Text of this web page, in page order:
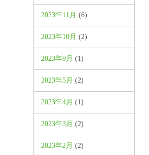
2023年11月 (6)
2023年10月 (2)
2023年9月 (1)
2023年5月 (2)
2023年4月 (1)
2023年3月 (2)
2023年2月 (2)